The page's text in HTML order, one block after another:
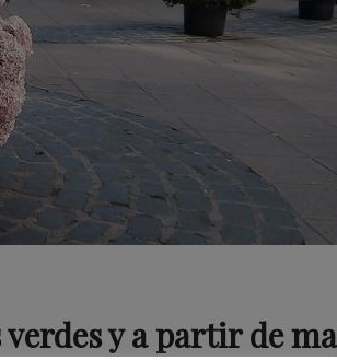
y a partir de